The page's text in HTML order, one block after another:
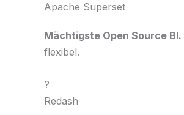
Apache Superset
Mächtigste Open Source BI.
flexibel.
?
Redash